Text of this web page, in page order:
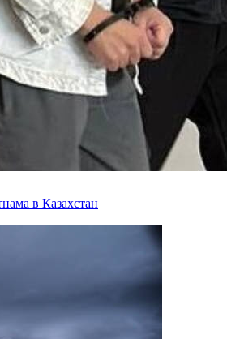
в Казахстан